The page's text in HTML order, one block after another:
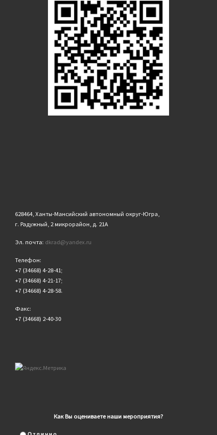
628464, Ханты-Мансийский автономный округ-Югра,
г. Радужный, 2 микрорайон, д. 21А
Эл. почта: dkrad@yandex.ru
Телефон:
+7 (34668) 4-28-41;
+7 (34668) 4-21-17;
+7 (34668) 4-28-58.
Факс:
+7 (34668) 2-40-30
Как Вы оцениваете наши мероприятия?